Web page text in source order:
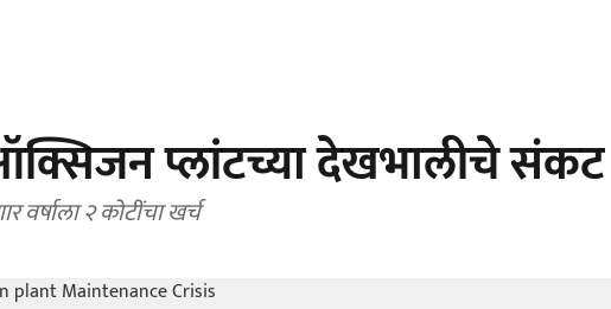
प्लांटच्या देखभालीचे संकट
वर्षाला २ कोटींचा खर्च